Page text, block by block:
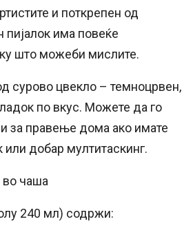
и поткрепен од
пијалок има повеќе
што можеби мислите.
сурово цвекло – темноцрвен,
по вкус. Можете да го
за правење дома ако имате
добар мултитаскинг.
во чаша
240 мл) содржи: